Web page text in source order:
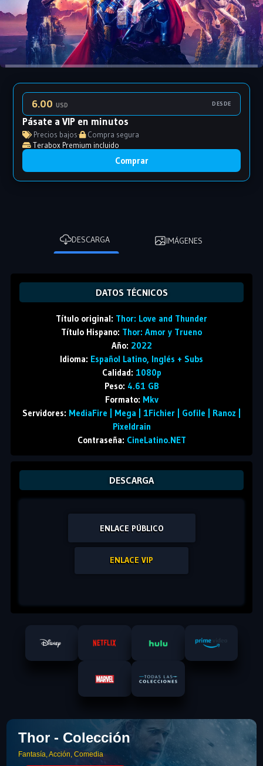
6.00USD DESDE
Pásate a VIP en minutos
Precios bajos·
Compra segura
Terabox Premium incluido
Comprar
DESCARGA IMÁGENES
DATOS TÉCNICOS
Título original: Thor: Love and Thunder
Título Hispano: Thor: Amor y Trueno
Año: 2022
Idioma: Español Latino, Inglés + Subs
Calidad: 1080p
Peso: 4.61 GB
Formato: Mkv
Servidores: MediaFire | Mega | 1Fichier | Gofile | Ranoz |
Pixeldrain
Contraseña: CineLatino.NET
DESCARGA
ENLACE PÚBLICO
ENLACE VIP
Thor - Colección
Fantasía, Acción, Comedia